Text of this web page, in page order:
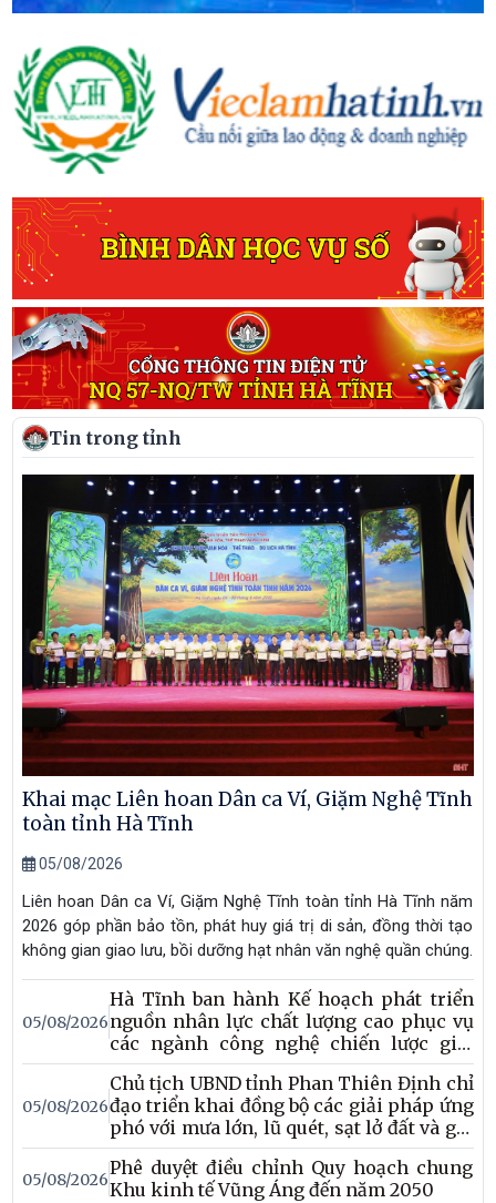
Tin trong tỉnh
Khai mạc Liên hoan Dân ca Ví, Giặm Nghệ Tĩnh
toàn tỉnh Hà Tĩnh
05/08/2026
Liên hoan Dân ca Ví, Giặm Nghệ Tĩnh toàn tỉnh Hà Tĩnh năm
2026 góp phần bảo tồn, phát huy giá trị di sản, đồng thời tạo
không gian giao lưu, bồi dưỡng hạt nhân văn nghệ quần chúng.
05/08/2026
Hà Tĩnh ban hành Kế hoạch phát triển
nguồn nhân lực chất lượng cao phục vụ
các ngành công nghệ chiến lược giai
đoạn 2026–2030
05/08/2026
Chủ tịch UBND tỉnh Phan Thiên Định chỉ
đạo triển khai đồng bộ các giải pháp ứng
phó với mưa lớn, lũ quét, sạt lở đất và gió
mạnh trên biển
05/08/2026
Phê duyệt điều chỉnh Quy hoạch chung
Khu kinh tế Vũng Áng đến năm 2050